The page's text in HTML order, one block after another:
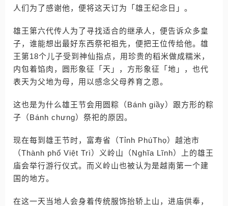
人们为了感谢他，便将这天订为「雄王纪念日」。
雄王第六代传人为了寻找适合的继承人，便告诉众多皇
子，谁能想出最好东西祭祀祖先，便把王位传给他。雄
王第18个儿子受到神仙指点，用珍贵的稻米做成糯米，
内包着馅肉，圆形象征「天」，方形象征「地」，也代
表天为父地为母，用以感念父母养育之恩。
这也是为什么雄王节会用圆粽（Bánh giầy）跟方形的粽
子（Bánh chưng）祭祀的原因。
现在每到雄王节时，富寿省（Tỉnh PhúThọ）越池市
（Thành phố Việt Trì）义岭山（Nghĩa Lĩnh）上的雄王
庙会举行游行仪式。而义岭山也被认为是越南第一个建
国的地方。
在这一天当地人会身着传统服饰抬轿上山，进庙供奉，